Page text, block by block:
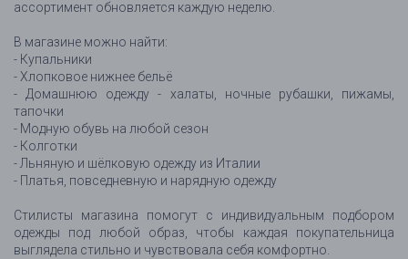
ассортимент обновляется каждую неделю.
В магазине можно найти:
- Купальники
- Хлопковое нижнее бельё
- Домашнюю одежду - халаты, ночные рубашки, пижамы,
тапочки
- Модную обувь на любой сезон
- Колготки
- Льняную и шёлковую одежду из Италии
- Платья, повседневную и нарядную одежду
Стилисты магазина помогут с индивидуальным подбором
одежды под любой образ, чтобы каждая покупательница
выглядела стильно и чувствовала себя комфортно.